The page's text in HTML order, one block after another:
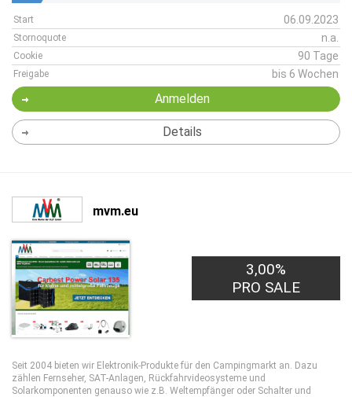
Start 06.09.2023
Stornoquote n.a.
Cookie 90 Tage
Freigabe bis 6 Wochen
Anmelden
Details
mvm.eu
3,00%
PRO SALE
Seit 2004 bieten wir Elektronik-Produkte für den Campingmarkt an. Dazu
zählen Fernseher, SAT-Anlagen, Rückfahrvideosysteme und
Solarkomponenten genauso wie z.B. Weltempfänger oder Schalter und